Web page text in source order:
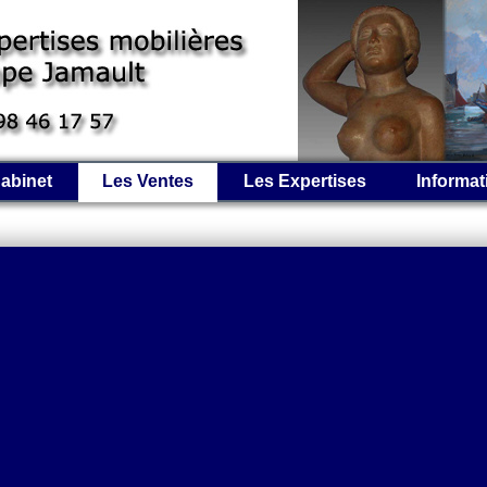
Les Ventes Les Expertises